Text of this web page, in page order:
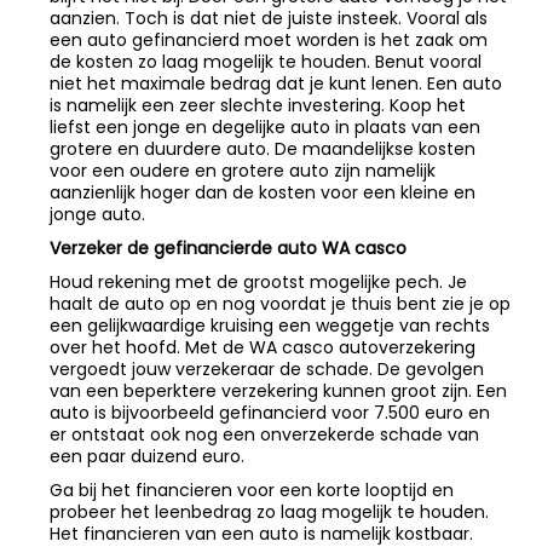
aanzien. Toch is dat niet de juiste insteek. Vooral als
een auto gefinancierd moet worden is het zaak om
de kosten zo laag mogelijk te houden. Benut vooral
niet het maximale bedrag dat je kunt lenen. Een auto
is namelijk een zeer slechte investering. Koop het
liefst een jonge en degelijke auto in plaats van een
grotere en duurdere auto. De maandelijkse kosten
voor een oudere en grotere auto zijn namelijk
aanzienlijk hoger dan de kosten voor een kleine en
jonge auto.
Verzeker de gefinancierde auto WA casco
Houd rekening met de grootst mogelijke pech. Je
haalt de auto op en nog voordat je thuis bent zie je op
een gelijkwaardige kruising een weggetje van rechts
over het hoofd. Met de WA casco autoverzekering
vergoedt jouw verzekeraar de schade. De gevolgen
van een beperktere verzekering kunnen groot zijn. Een
auto is bijvoorbeeld gefinancierd voor 7.500 euro en
er ontstaat ook nog een onverzekerde schade van
een paar duizend euro.
Ga bij het financieren voor een korte looptijd en
probeer het leenbedrag zo laag mogelijk te houden.
Het financieren van een auto is namelijk kostbaar.